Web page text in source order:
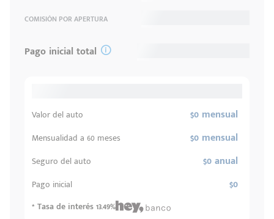
COMISIÓN POR APERTURA
Pago inicial total
Valor del auto $0 mensual
Mensualidad a 60 meses $0 mensual
Seguro del auto $0 anual
Pago inicial $0
* Tasa de interés 13.49%